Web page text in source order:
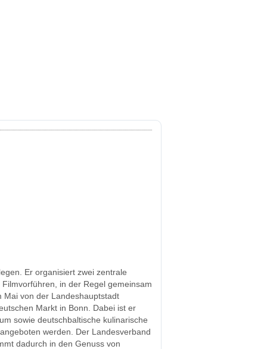
Er organisiert zwei zentrale
in der Regel gemeinsam
Mai von der Landeshauptstadt
Markt in Bonn. Dabei ist er
sowie deutschbaltische kulinarische
werden. Der Landesverband
dadurch in den Genuss von